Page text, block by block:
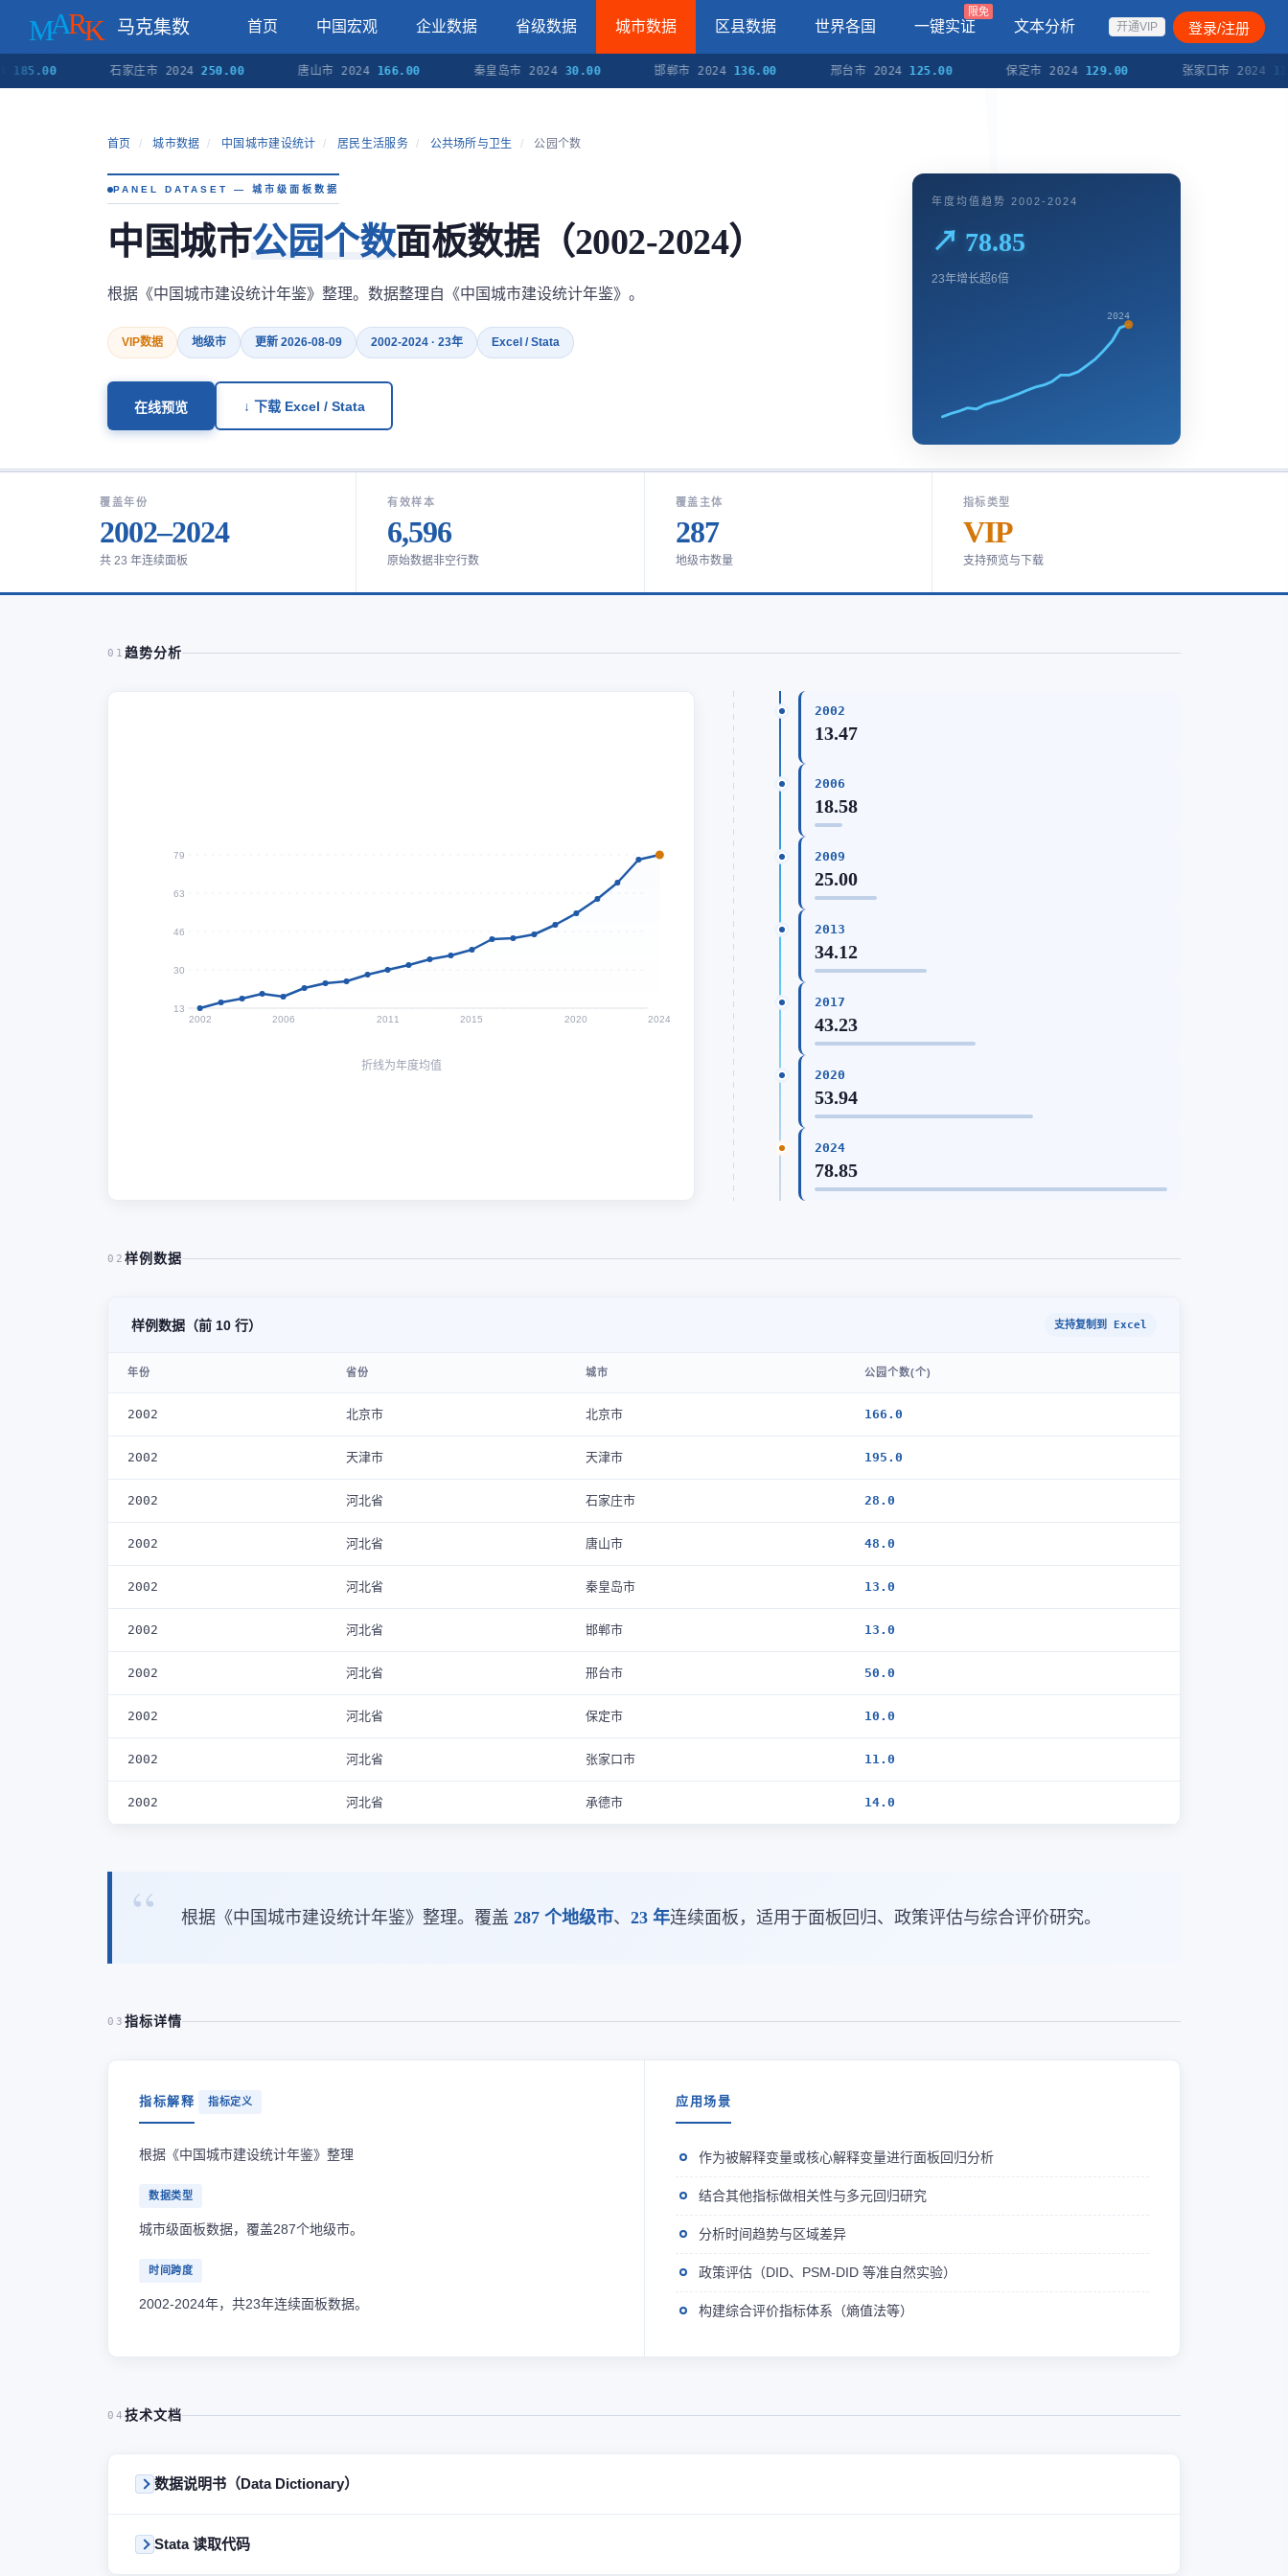
马克集数 首页 中国宏观 企业数据 省级数据 城市数据 区县数据 世界各国 一键实证
限免
文本分析 开通VIP 登录/注册
石家庄市 2024 250.00 唐山市 2024 166.00 秦皇岛市 2024 30.00 邯郸市 2024 136.00 邢台市 2024 125.00 保定市 2024 129.00 张家口市 2024 118.00
首页 / 城市数据 / 中国城市建设统计 / 居民生活服务 / 公共场所与卫生 / 公园个数
PANEL DATASET — 城市级面板数据
中国城市公园个数面板数据（2002-2024）
根据《中国城市建设统计年鉴》整理。数据整理自《中国城市建设统计年鉴》。
VIP数据 地级市 更新 2026-08-09 2002-2024 · 23年 Excel / Stata
在线预览 ↓ 下载 Excel / Stata
年度均值趋势 2002-2024
↗ 78.85
23年增长超6倍
2024
覆盖年份
2002–2024
共 23 年连续面板
有效样本
6,596
原始数据非空行数
覆盖主体
287
地级市数量
指标类型
VIP
支持预览与下载
01 趋势分析
79
63
46
30
13
2002
2006 2011 2015 2020 2024
折线为年度均值
2002
13.47
2006
18.58
2009
25.00
2013
34.12
2017
43.23
2020
53.94
2024
78.85
02 样例数据
样例数据（前 10 行） 支持复制到 Excel
年份 省份 城市 公园个数(个)
2002 北京市 北京市 166.0
2002 天津市 天津市 195.0
2002 河北省 石家庄市 28.0
2002 河北省 唐山市 48.0
2002 河北省 秦皇岛市 13.0
2002 河北省 邯郸市 13.0
2002 河北省 邢台市 50.0
2002 河北省 保定市 10.0
2002 河北省 张家口市 11.0
2002 河北省 承德市 14.0
根据《中国城市建设统计年鉴》整理。覆盖 287 个地级市、 23 年连续面板，适用于面板回归、政策评估与综合评价研究。
03 指标详情
指标解释 指标定义
根据《中国城市建设统计年鉴》整理
数据类型
城市级面板数据，覆盖287个地级市。
时间跨度
2002-2024年，共23年连续面板数据。
应用场景
作为被解释变量或核心解释变量进行面板回归分析
结合其他指标做相关性与多元回归研究
分析时间趋势与区域差异
政策评估（DID、PSM-DID 等准自然实验）
构建综合评价指标体系（熵值法等）
04 技术文档
数据说明书（Data Dictionary）
Stata 读取代码